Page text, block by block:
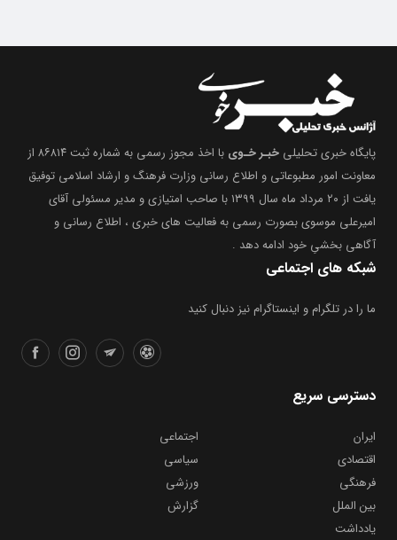
پایگاه خبری تحلیلی خبـر خـوی
با اخذ مجوز رسمی به شماره ثبت ۸۶۸۱۴ از
معاونت امور مطبوعاتی و اطلاع رسانی وزارت فرهنگ و ارشاد اسلامی توفیق
یافت از ۲۰ مرداد ماه سال ۱۳۹۹ با صاحب امتیازی و مدیر مسئولی آقای
امیرعلی موسوی بصورت رسمی به فعالیت های خبری ، اطلاع رسانی و
آگاهی بخشیِ خود ادامه دهد .
شبکه های اجتماعی
ما را در تلگرام و اینستاگرام نیز دنبال کنید
دسترسی سریع
ایران
اجتماعی
اقتصادی
سیاسی
فرهنگی
ورزشی
بین الملل
گزارش
یادداشت